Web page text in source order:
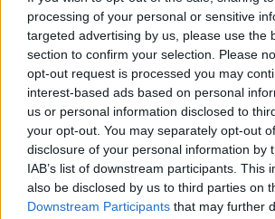
processing of your personal or sensitive
targeted advertising by us, please use the
section to confirm your selection. Please
opt-out request is processed you may
interest-based ads based on personal
us or personal information disclosed to
your opt-out. You may separately opt-out
disclosure of your personal information by
IAB’s list of downstream participants. This
also be disclosed by us to third parties on
Downstream Participants that may further
vychrlila
jedna z
světa,
Katánii
letadel, uvedla agentura AFP.
V brazilském regionálním parlamentu
návštěvu - skupinu kapybar
8.8.2026 11:40 (
V
Grosso